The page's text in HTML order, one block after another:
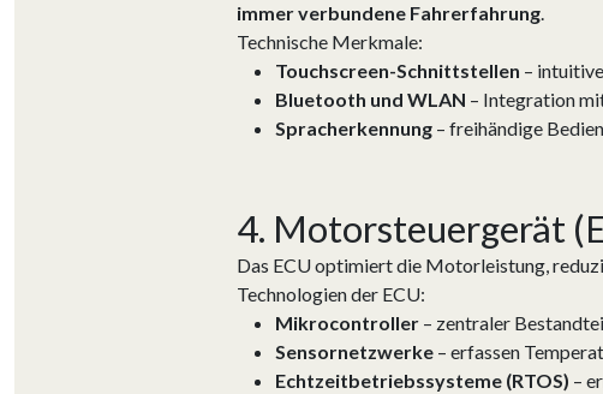
immer verbundene Fahrerfahrung.
Technische Merkmale:
Touchscreen-Schnittstellen –
Bluetooth und WLAN – Integration
Spracherkennung – freihändige
4. Motorsteuergerät
Das ECU optimiert die Motorleistung,
Technologien der ECU:
Mikrocontroller – zentraler
Sensornetzwerke – erfassen
Echtzeitbetriebssysteme (RTOS) –